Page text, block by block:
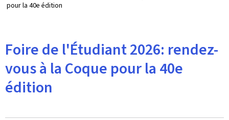
pour la 40e édition
Foire de l'Étudiant 2026: rendez-
vous à la Coque pour la 40e
édition